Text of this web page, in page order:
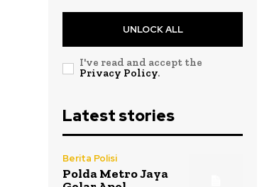
UNLOCK ALL
I've read and accept the
Privacy Policy.
Latest stories
Berita Polisi
Polda Metro Jaya